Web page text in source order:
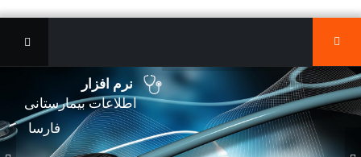
نرم افزار
اطلاعات بیمارستانی
فارسا